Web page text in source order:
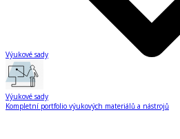
Výukové sady
Výukové sady
Kompletní portfolio výukových materiálů a nástrojů